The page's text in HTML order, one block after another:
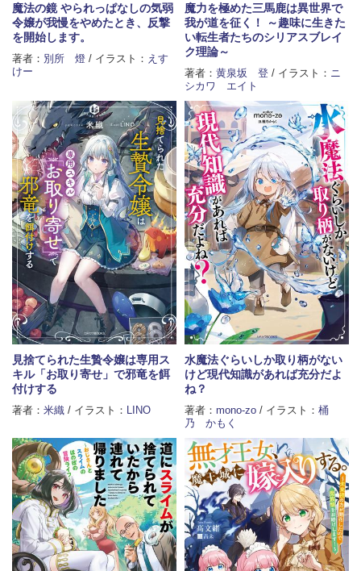
魔法の鏡 やられっぱなしの気弱
令嬢が我慢をやめたとき、反撃
を開始します。
著者： 別所 燈 / イラスト： えす
けー
魔力を極めた三馬鹿は異世界で
我が道を征く！ ～趣味に生きた
い転生者たちのシリアスブレイ
ク理論～
著者： 黄泉坂 登 / イラスト： ニ
シカワ エイト
見捨てられた生贄令嬢は専用ス
キル「お取り寄せ」で邪竜を餌
付けする
著者： 米織 / イラスト： LINO
水魔法ぐらいしか取り柄がない
けど現代知識があれば充分だよ
ね？
著者： mono-zo / イラスト： 桶
乃 かもく